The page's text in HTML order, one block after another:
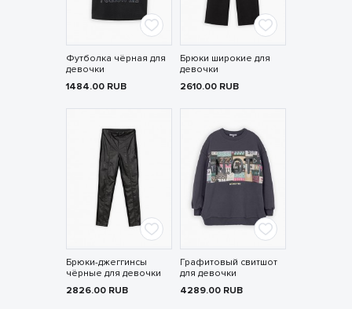
Футболка чёрная для
девочки
1484.00 RUB
Брюки широкие для
девочки
2610.00 RUB
Брюки-джеггинсы
чёрные для девочки
2826.00 RUB
Графитовый свитшот
для девочки
4289.00 RUB